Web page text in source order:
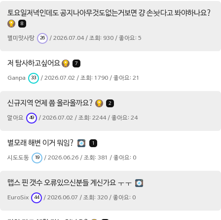
토요일저녁인데도 공지나아무것도없는거보면 걍 손놧다고 봐야하나요?
8
별미맛사탕 26 / 2026.07.04 / 조회: 930 / 좋아요: 5
저 탐사하고싶어요 7
Ganpa 33 / 2026.07.02 / 조회: 1790 / 좋아요: 21
신규지역 언제 쯤 올라올까요? 2
알아요 49 / 2026.07.02 / 조회: 2244 / 좋아요: 24
별모래 해변 이거 뭐임? 1
시도도동 19 / 2026.06.26 / 조회: 381 / 좋아요: 0
맵스 핀 갯수 오류있으신분들 계신가요 ㅜㅜ
EuroSix 44 / 2026.06.07 / 조회: 320 / 좋아요: 0